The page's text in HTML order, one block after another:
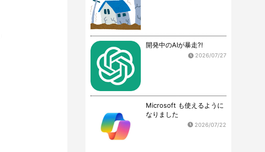
開発中のAIが暴走?!
2026/07/27
Microsoft も使えるように
なりました
2026/07/22